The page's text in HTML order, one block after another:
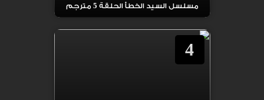
مسلسل السيد الخطأ الحلقة 5 مترجم
4